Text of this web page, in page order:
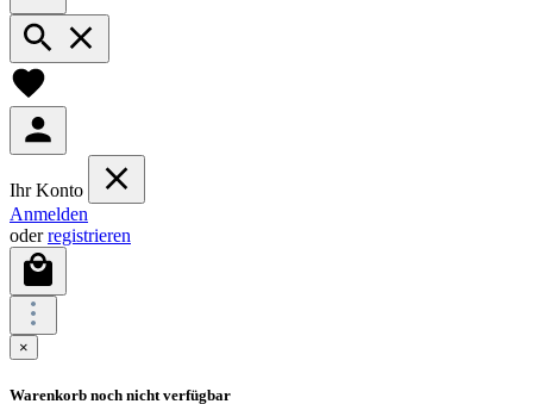
Ihr Konto
Anmelden
oderregistrieren
×
Warenkorb noch nicht verfügbar